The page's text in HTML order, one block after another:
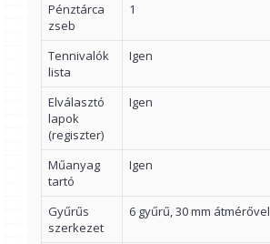
Pénztárca
zseb
1
Tennivalók
lista
Igen
Elválasztó
lapok
(regiszter)
Igen
Műanyag
tartó
Igen
Gyűrűs
szerkezet
6 gyűrű, 30 mm átmérővel